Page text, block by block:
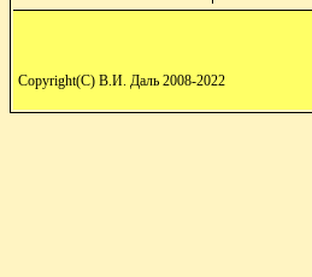
Copyright(C) В.И. Даль 2008-2022